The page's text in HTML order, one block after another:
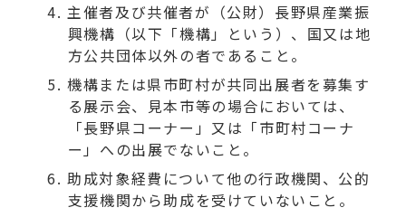
主催者及び共催者が（公財）長野県産業振
興機構（以下「機構」という）、国又は地
方公共団体以外の者であること。
機構または県市町村が共同出展者を募集す
る展示会、見本市等の場合においては、
「長野県コーナー」又は「市町村コーナ
ー」への出展でないこと。
助成対象経費について他の行政機関、公的
支援機関から助成を受けていないこと。